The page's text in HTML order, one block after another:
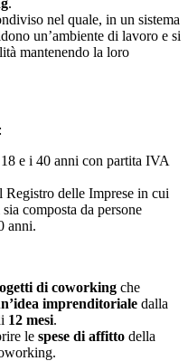
nel quale, in un sistema
un’ambiente di lavoro e si
mantenendo la loro
e i 40 anni con partita IVA
Registro delle Imprese in cui
composta da persone
anni.
di coworking che
imprenditoriale dalla
12 mesi.
le spese di affitto della